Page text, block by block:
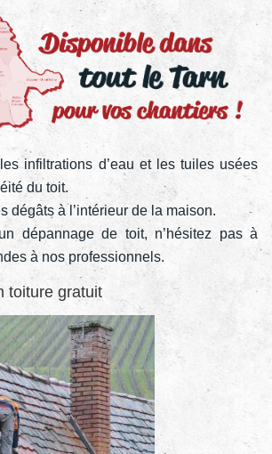
infiltrations d’eau et les tuiles usées
du toit.
dégâts à l’intérieur de la maison.
dépannage de toit, n’hésitez pas à
à nos professionnels.
toiture gratuit